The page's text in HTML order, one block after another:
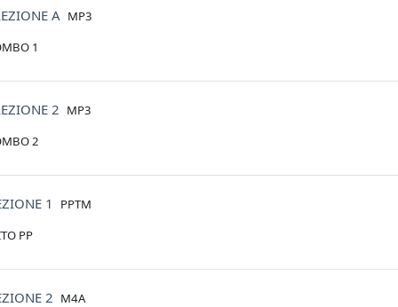
A File
MP3
1
2 File
MP3
2
1 File
PPTM
PP
2 File
M4A